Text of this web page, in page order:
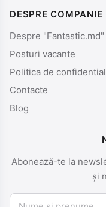
DESPRE COMPANIE
Despre "Fantastic.md"
Posturi vacante
Politica de
Contacte
Blog
Abonează-te la
și
Nume și prenume